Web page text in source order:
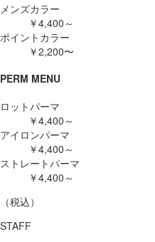
メンズカラー
￥4,400～
ポイントカラー
￥2,200〜
PERM MENU
ロットパーマ
￥4,400～
アイロンパーマ
￥4,400～
ストレートパーマ
￥4,400～
（税込）
STAFF